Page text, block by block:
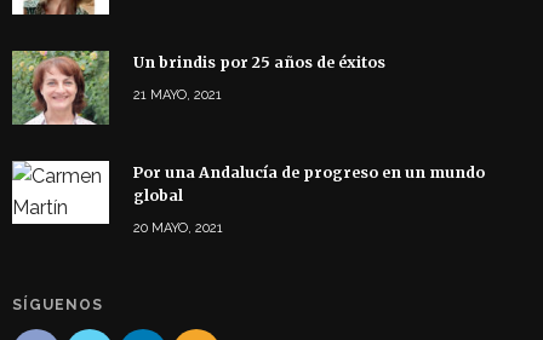
Un brindis por 25 años de éxitos
21 MAYO, 2021
Por una Andalucía de progreso en un mundo
global
20 MAYO, 2021
SÍGUENOS